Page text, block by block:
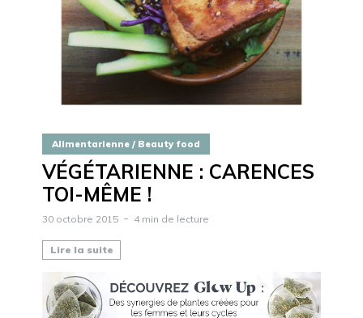
Alimentarienne / Beauty food
VÉGÉTARIENNE : CARENCES
TOI-MÊME !
30 octobre 2015 4 min de lecture
Lire la suite